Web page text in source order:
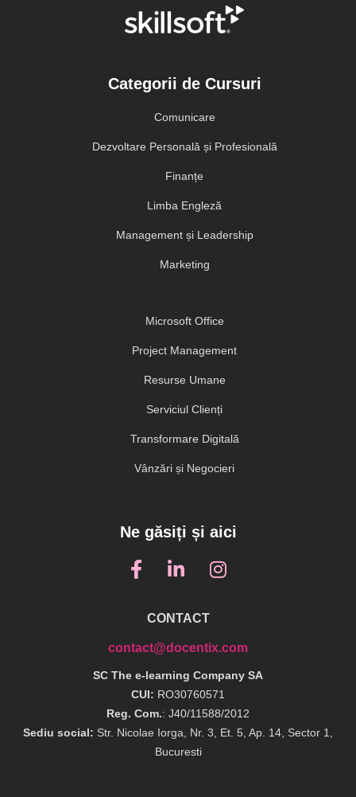
Categorii de Cursuri
Comunicare
Dezvoltare Personală și Profesională
Finanțe
Limba Engleză
Management și Leadership
Marketing
Microsoft Office
Project Management
Resurse Umane
Serviciul Clienți
Transformare Digitală
Vânzări și Negocieri
Ne găsiți și aici
CONTACT
contact@docentix.com
SC The e-learning Company SA
CUI: RO30760571
Reg. Com.: J40/11588/2012
Sediu social: Str. Nicolae Iorga, Nr. 3, Et. 5, Ap. 14, Sector 1,
Bucuresti